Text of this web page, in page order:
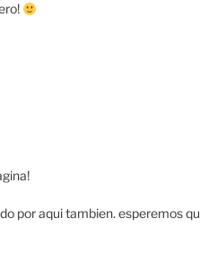
por aqui tambien. esperemos